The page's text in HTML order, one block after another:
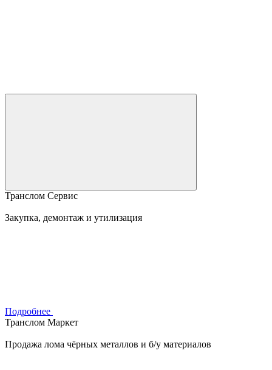
Транслом Сервис
Закупка, демонтаж и утилизация
Подробнее
Транслом Маркет
Продажа лома чёрных металлов и б/у материалов